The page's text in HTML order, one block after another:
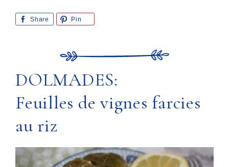
Share Pin
DOLMADES:
Feuilles de vignes farcies
au riz